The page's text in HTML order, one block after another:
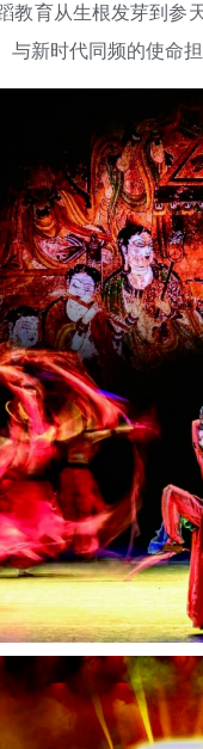
教育从生根发芽到
与新时代同频的使命